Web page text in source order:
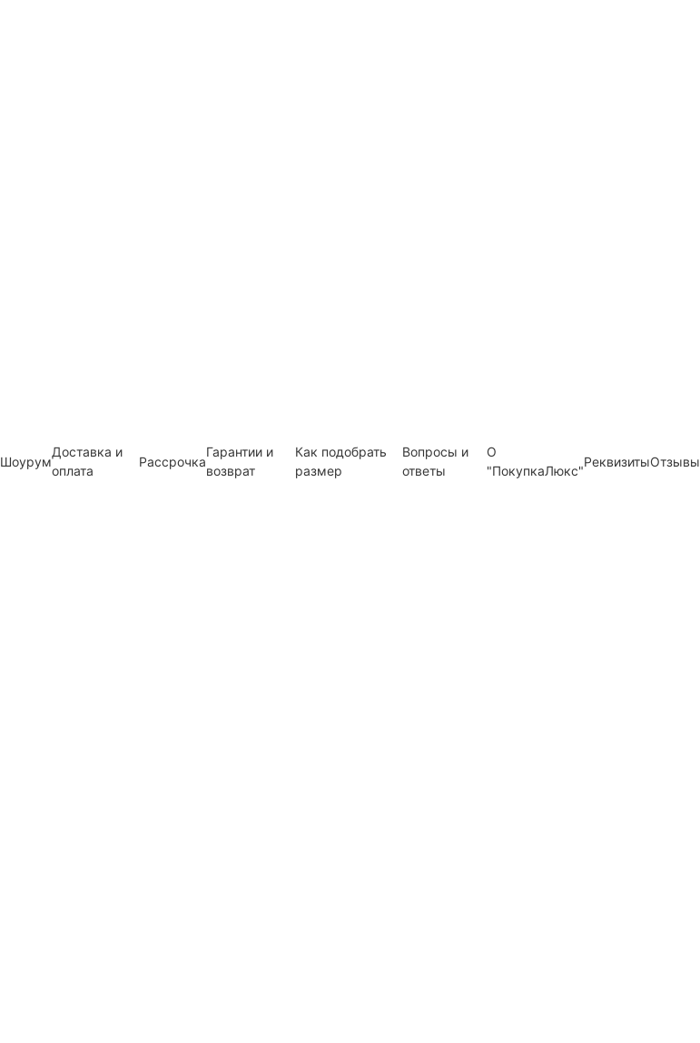
Шоурум
Доставка и
оплата
Рассрочка
Гарантии и
возврат
Как подобрать
размер
Вопросы и
ответы
О
"ПокупкаЛюкс"
РеквизитыОтзывы